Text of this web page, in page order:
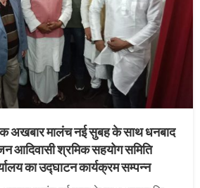
अखबार मालंच नई सुबह के साथ धनबाद
आदिवासी श्रमिक सहयोग समिति
का उद्घाटन कार्यक्रम सम्पन्न